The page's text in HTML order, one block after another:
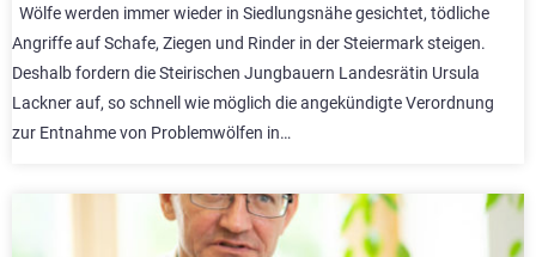
Wölfe werden immer wieder in Siedlungsnähe gesichtet, tödliche
Angriffe auf Schafe, Ziegen und Rinder in der Steiermark steigen.
Deshalb fordern die Steirischen Jungbauern Landesrätin Ursula
Lackner auf, so schnell wie möglich die angekündigte Verordnung
zur Entnahme von Problemwölfen in…